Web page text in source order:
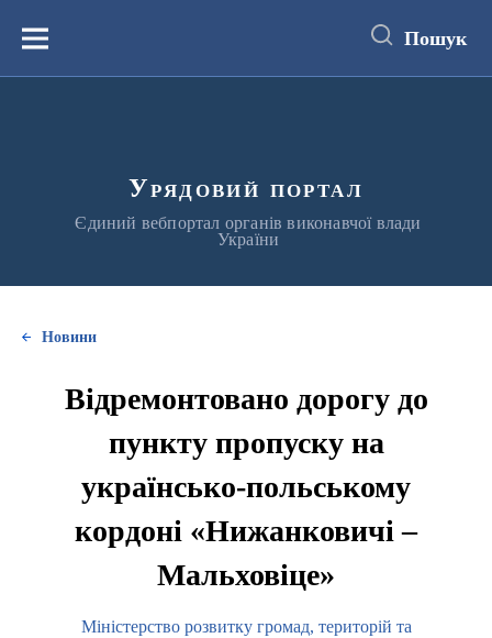
вмістуМеню Пошук
Урядовий портал
Єдиний вебпортал органів виконавчої влади
України
Новини
Відремонтовано дорогу до
пункту пропуску на
українсько-польському
кордоні «Нижанковичі –
Мальховіце»
Міністерство розвитку громад, територій та